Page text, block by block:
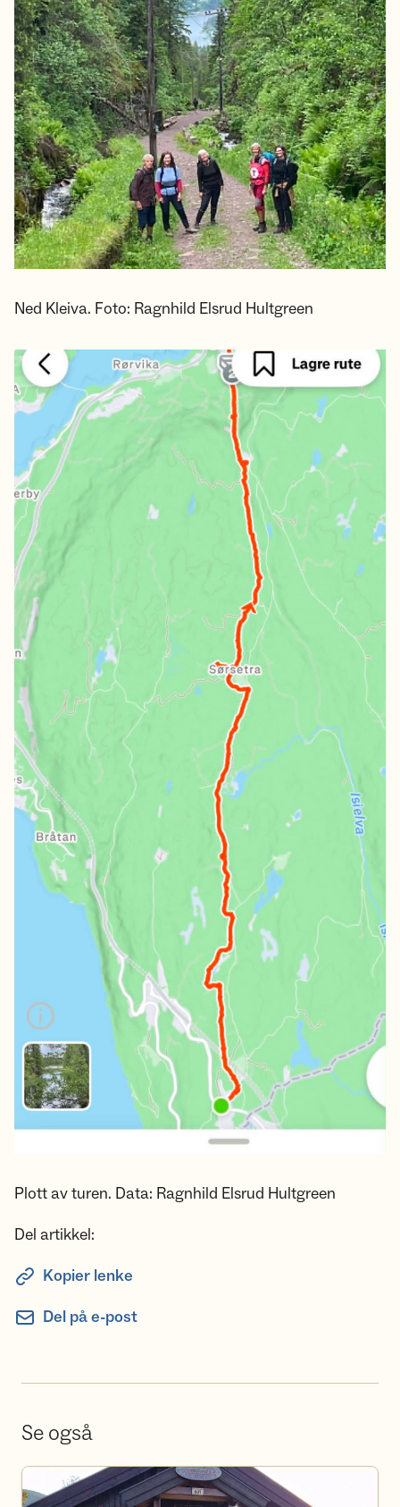
Ned Kleiva. Foto: Ragnhild Elsrud Hultgreen
Plott av turen. Data: Ragnhild Elsrud Hultgreen
Del artikkel:
Kopier lenke
Del på e-post
Se også
Bli frivillig i DNT Ringerike